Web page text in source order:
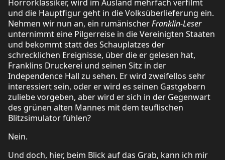
Horrorklassiker, wird im Ausland mehrfach verfilmt
und die Hauptfigur geht in die Volksüberlieferung ein.
Nehmen wir nun an, ein rumänischerFranklin-Leser
unternimmt eine Pilgerreise in die Vereinigten Staaten
und bekommt statt des Schauplatzes der
schrecklichen Ereignisse, über die er gelesen hat,
Franklins Druckerei und seinen Sitz in der
Independence Hall zu sehen. Er wird zweifellos sehr
interessiert sein, oder er wird es seinen Gastgebern
zuliebe vorgeben, aber wird er sich in der Gegenwart
des grünen alten Mannes mit dem teuflischen
Blitzsimulator fühlen?
Nein.
Und doch, hier, beim Blick auf das Grab, kann ich mir